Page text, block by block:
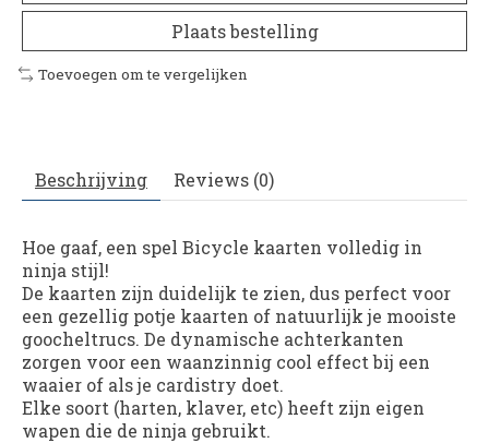
Plaats bestelling
Toevoegen om te vergelijken
Beschrijving Reviews (0)
Hoe gaaf, een spel Bicycle kaarten volledig in
ninja stijl!
De kaarten zijn duidelijk te zien, dus perfect voor
een gezellig potje kaarten of natuurlijk je mooiste
goocheltrucs. De dynamische achterkanten
zorgen voor een waanzinnig cool effect bij een
waaier of als je cardistry doet.
Elke soort (harten, klaver, etc) heeft zijn eigen
wapen die de ninja gebruikt.